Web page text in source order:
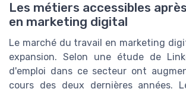
Les métiers accessibles
en marketing digital
Le marché du travail en marketing
expansion. Selon une étude de
d'emploi dans ce secteur ont
cours des deux dernières années.